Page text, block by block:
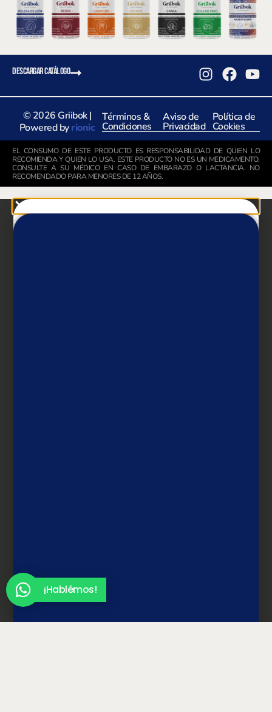
¡Haz el quiz!
DESCARGAR CATÁLOGO
© 2026 Griibok |
Powered byrionic
Términos &
Condiciones
Aviso de
Privacidad
Política de
Cookies
EL CONSUMO DE ESTE PRODUCTO ES RESPONSABILIDAD DE QUIEN LO
RECOMIENDA Y QUIEN LO USA. ESTE PRODUCTO NO ES UN MEDICAMENTO.
CONSULTE A SU MÉDICO EN CASO DE EMBARAZO O LACTANCIA. NO
RECOMENDADO PARA MENORES DE 12 AÑOS.
¡Hablémos!